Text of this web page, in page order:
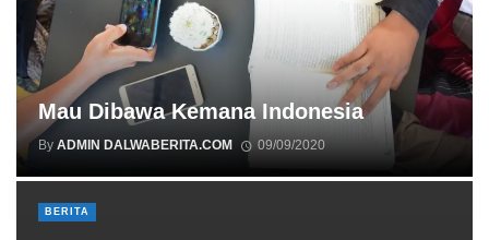
Mau Dibawa Kemana Indonesia
By ADMIN DALWABERITA.COM 09/09/2020
BERITA